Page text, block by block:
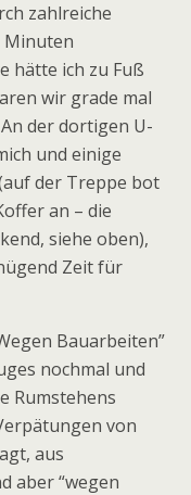
zahlreiche
Minuten
hätte ich zu Fuß
wir grade mal
der dortigen U-
und einige
der Treppe bot
an – die
siehe oben),
Zeit für
Bauarbeiten”
nochmal und
Rumstehens
von
aus
aber “wegen